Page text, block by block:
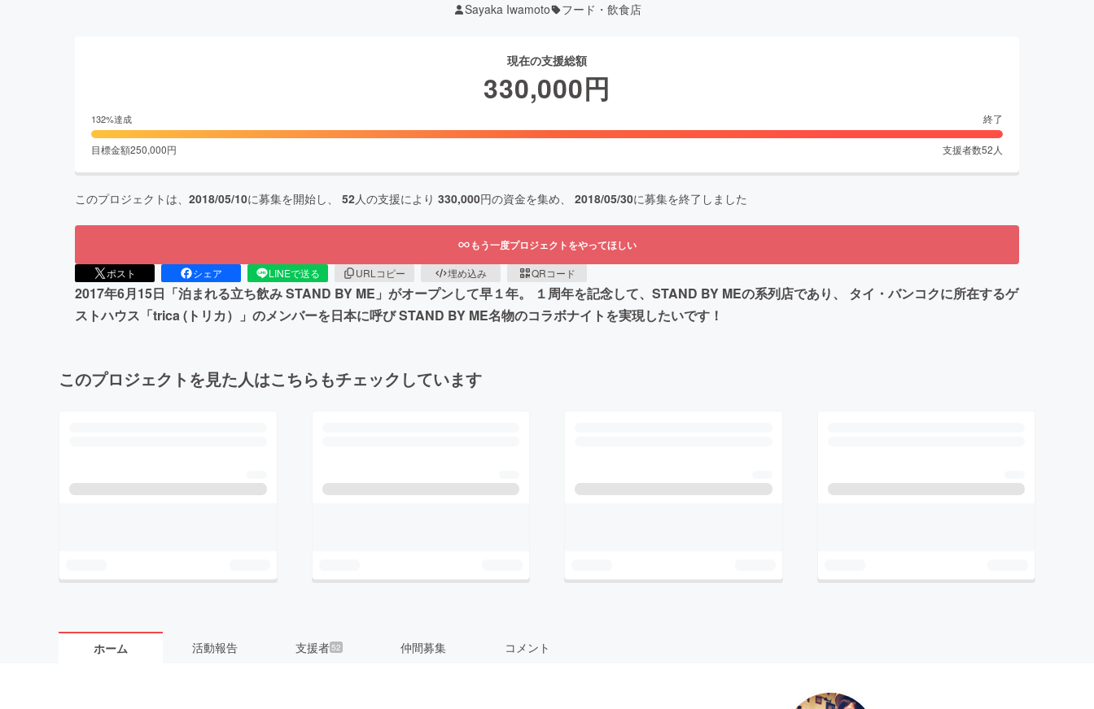
Sayaka Iwamoto フード・飲食店
現在の支援総額
330,000円
132%達成 終了
目標金額250,000円 支援者数52 人
このプロジェクトは、 2018/05/10に募集を開始し、 52人の支援により 330,000円の資金を集め、 2018/05/30に募集を終了しました
もう一度プロジェクトをやってほしい
ポスト シェア LINEで送る URLコピー 埋め込み QRコード
2017年6月15日「泊まれる立ち飲み STAND BY ME」がオープンして早１年。 １周年を記念して、STAND BY MEの系列店であり、 タイ・バンコクに所在するゲ
ストハウス「trica (トリカ）」のメンバーを日本に呼び STAND BY ME名物のコラボナイトを実現したいです！
このプロジェクトを見た人はこちらもチェックしています
ホーム 活動報告 支援者52 仲間募集 コメント